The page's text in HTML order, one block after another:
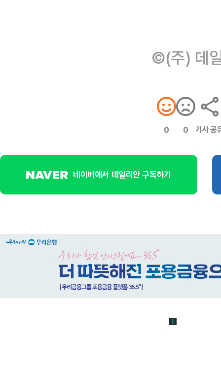
©(주) 데
0 0 기사 공
네이버에서 데일리안 구독하기